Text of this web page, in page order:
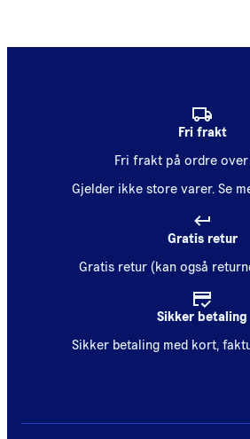
Fri frakt
Fri frakt på ordre over
Gjelder ikke store varer. Se
Gratis retur
Gratis retur (kan også
Sikker betaling
Sikker betaling med kort,